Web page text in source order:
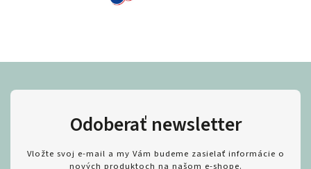
Odoberať newsletter
Vložte svoj e-mail a my Vám budeme zasielať informácie o
nových produktoch na našom e-shope.